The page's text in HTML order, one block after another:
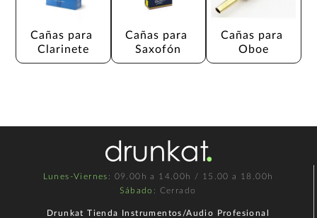
Cañas para
Clarinete
Cañas para
Saxofón
Cañas para
Oboe
Lunes-Viernes : 09.00h a 14.00h / 15.00 a 18.00h
Sábado : Cerrado
Drunkat Tienda Instrumentos/Audio Profesional